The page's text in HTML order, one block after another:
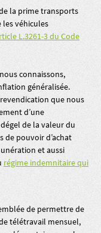
la prime transports
les véhicules
L.3261-3 du Code
connaissons,
généralisée.
que nous
d’une
de la valeur du
de pouvoir d’achat
et aussi
régime indemnitaire qui
de permettre de
télétravail mensuel,